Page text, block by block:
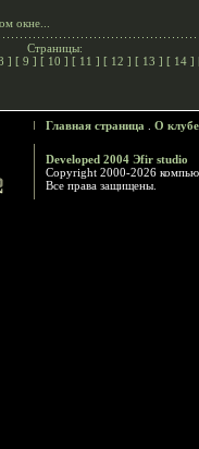
окне...
Страницы:
] [ 9 ] [ 10 ] [ 11 ] [ 12 ] [ 13 ] [ 14 ]
Главная страница О клубе
Developed 2004 Эfir studio
Copyright 2000-2026
Все права защищены.